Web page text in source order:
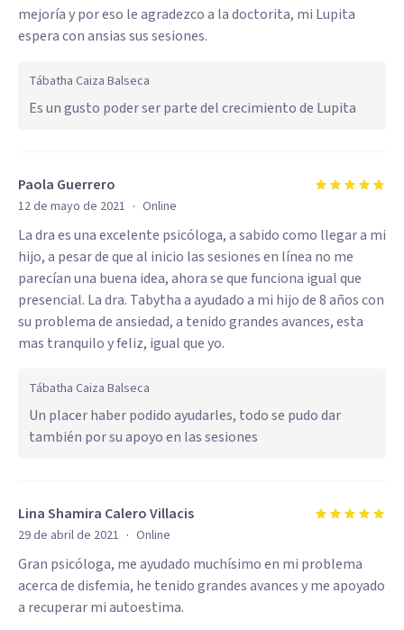
mejoría y por eso le agradezco a la doctorita, mi Lupita
espera con ansias sus sesiones.
Tábatha Caiza Balseca
Es un gusto poder ser parte del crecimiento de Lupita
Paola Guerrero
12 de mayo de 2021 · Online
La dra es una excelente psicóloga, a sabido como llegar a mi
hijo, a pesar de que al inicio las sesiones en línea no me
parecían una buena idea, ahora se que funciona igual que
presencial. La dra. Tabytha a ayudado a mi hijo de 8 años con
su problema de ansiedad, a tenido grandes avances, esta
mas tranquilo y feliz, igual que yo.
Tábatha Caiza Balseca
Un placer haber podido ayudarles, todo se pudo dar
también por su apoyo en las sesiones
Lina Shamira Calero Villacis
29 de abril de 2021 · Online
Gran psicóloga, me ayudado muchísimo en mi problema
acerca de disfemia, he tenido grandes avances y me apoyado
a recuperar mi autoestima.